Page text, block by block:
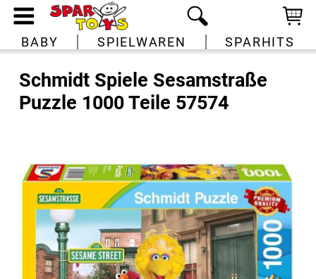
BABY SPIELWAREN SPARHITS
Schmidt Spiele Sesamstraße
Puzzle 1000 Teile 57574